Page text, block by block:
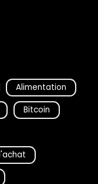
Alimentation
Bitcoin